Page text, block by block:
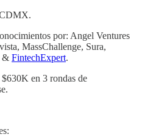
por: Angel Ventures
MassChallenge, Sura,
& FintechExpert.
en 3 rondas de